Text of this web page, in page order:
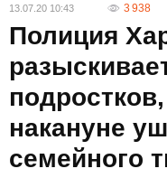
13.07.20 10:43 3 938
Полиция
накануне
семейного